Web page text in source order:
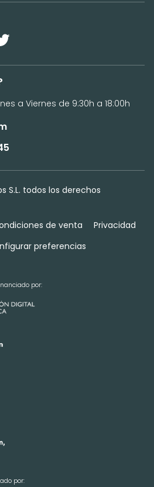
a Viernes de 9:30h a 18:00h
S.L. todos los derechos
de venta
Privacidad
preferencias
por:
por: